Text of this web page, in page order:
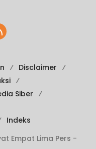
Disclaimer
Siber
Indeks
Empat Lima Pers -